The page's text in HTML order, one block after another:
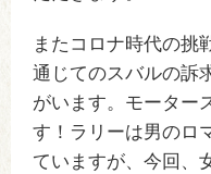
またコロナ時代の挑
通じてのスバルの訴
がいます。モーター
す！ラリーは男のロ
ていますが、今回、